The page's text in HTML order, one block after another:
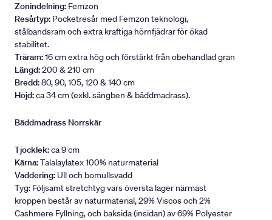
Zonindelning: Femzon
Resårtyp: Pocketresår med Femzon teknologi,
stålbandsram och extra kraftiga hörnfjädrar för ökad
stabilitet.
Träram:16 cm extra hög och förstärkt från obehandlad gran
Längd:200 & 210 cm
Bredd:80, 90, 105, 120 & 140 cm
Höjd:ca 34 cm (exkl. sängben & bäddmadrass).
Bäddmadrass Norrskär
Tjocklek:ca 9 cm
Kärna:Talalaylatex 100% naturmaterial
Vaddering: Ull och bomullsvadd
Tyg: Följsamt stretchtyg vars översta lager närmast
kroppen består av naturmaterial, 29% Viscos och 2%
Cashmere Fyllning, och baksida (insidan) av 69% Polyester